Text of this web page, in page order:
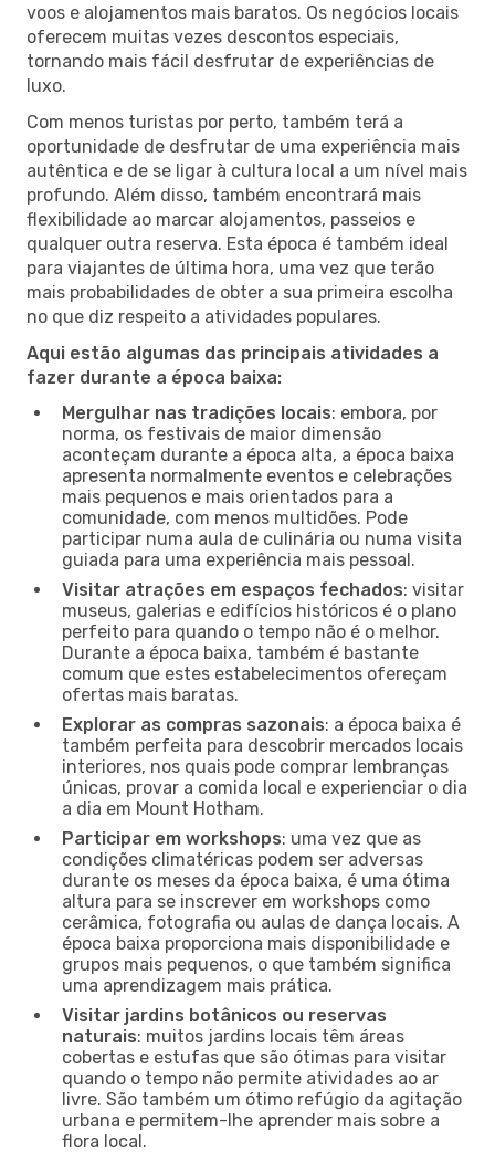
voos e alojamentos mais baratos. Os negócios locais
oferecem muitas vezes descontos especiais,
tornando mais fácil desfrutar de experiências de
luxo.
Com menos turistas por perto, também terá a
oportunidade de desfrutar de uma experiência mais
autêntica e de se ligar à cultura local a um nível mais
profundo. Além disso, também encontrará mais
flexibilidade ao marcar alojamentos, passeios e
qualquer outra reserva. Esta época é também ideal
para viajantes de última hora, uma vez que terão
mais probabilidades de obter a sua primeira escolha
no que diz respeito a atividades populares.
Aqui estão algumas das principais atividades a
fazer durante a época baixa:
Mergulhar nas tradições locais: embora, por
norma, os festivais de maior dimensão
aconteçam durante a época alta, a época baixa
apresenta normalmente eventos e celebrações
mais pequenos e mais orientados para a
comunidade, com menos multidões. Pode
participar numa aula de culinária ou numa visita
guiada para uma experiência mais pessoal.
Visitar atrações em espaços fechados: visitar
museus, galerias e edifícios históricos é o plano
perfeito para quando o tempo não é o melhor.
Durante a época baixa, também é bastante
comum que estes estabelecimentos ofereçam
ofertas mais baratas.
Explorar as compras sazonais: a época baixa é
também perfeita para descobrir mercados locais
interiores, nos quais pode comprar lembranças
únicas, provar a comida local e experienciar o dia
a dia em Mount Hotham.
Participar em workshops: uma vez que as
condições climatéricas podem ser adversas
durante os meses da época baixa, é uma ótima
altura para se inscrever em workshops como
cerâmica, fotografia ou aulas de dança locais. A
época baixa proporciona mais disponibilidade e
grupos mais pequenos, o que também significa
uma aprendizagem mais prática.
Visitar jardins botânicos ou reservas
naturais: muitos jardins locais têm áreas
cobertas e estufas que são ótimas para visitar
quando o tempo não permite atividades ao ar
livre. São também um ótimo refúgio da agitação
urbana e permitem-lhe aprender mais sobre a
flora local.